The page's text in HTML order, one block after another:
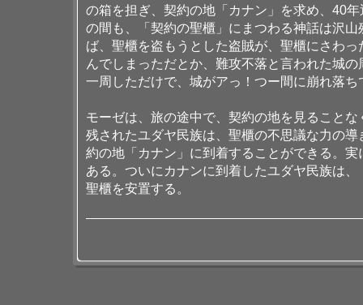
の箱を担ぎ、契約の地「カナン」を求め、40
の間も、「契約の聖櫃」にまつわる神話は沢
ば、聖櫃を盗もうとした盗賊が、聖櫃にさわ
んでしまっただとか、難攻不落と言われた城
一周しただけで、城がアっ！つー間に崩れ落ち
モーゼは、旅の途中で、契約の地を見ること
残されたユダヤ民族は、聖櫃の不思議な力の
約の地「カナン」に到着することができる。
ある。ついにカナンに到着したユダヤ民族は
聖櫃を安置する。